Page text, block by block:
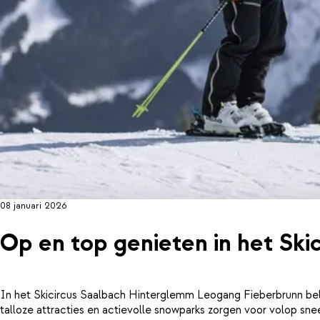
08 januari 2026
Op en top genieten in het
In het Skicircus Saalbach Hinterglemm Leogang Fieberbrunn
talloze attracties en actievolle snowparks zorgen voor volop